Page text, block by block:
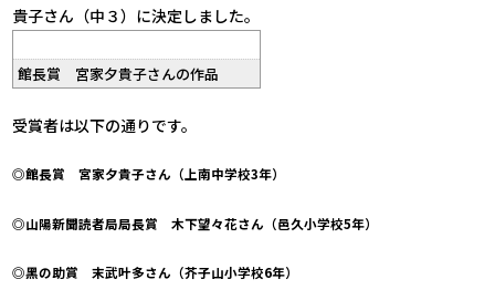
貴子さん（中３）に決定しました。
館長賞 宮家夕貴子さんの作品
受賞者は以下の通りです。
◎館長賞 宮家夕貴子さん（上南中学校3年）
◎山陽新聞読者局局長賞 木下望々花さん（邑久小学校5年）
◎黑の助賞 末武叶多さん（芥子山小学校6年）